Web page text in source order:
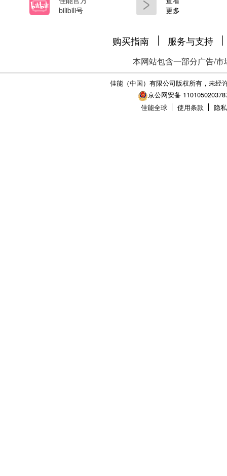
bilibili号
更多
购买指南 服务与支持
本网站包含一部分广告/
佳能（中国）有限公司版权所有，未经
京公网安备
佳能全球
使用条款 隐